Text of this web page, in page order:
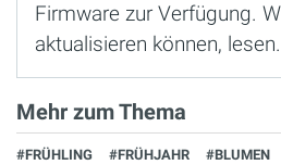
Firmware zur Verfügung.
aktualisieren können,
Mehr zum Thema
#FRÜHLING #FRÜHJAHR #BLUMEN